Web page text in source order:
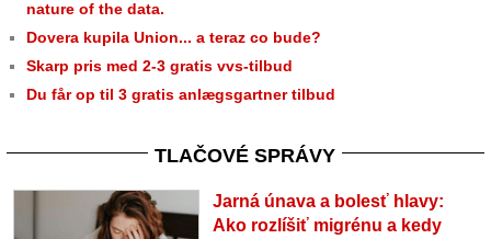
nature of the data.
Dovera kupila Union... a teraz co bude?
Skarp pris med 2-3 gratis vvs-tilbud
Du får op til 3 gratis anlægsgartner tilbud
TLAČOVÉ SPRÁVY
Jarná únava a bolesť hlavy:
Ako rozlíšiť migrénu a kedy